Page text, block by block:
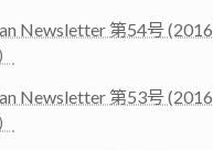
Newsletter 第54号
Newsletter 第53号